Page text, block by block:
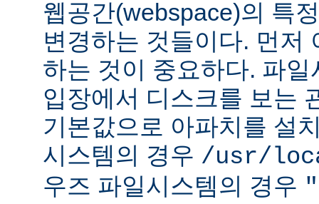
웹공간(webspace)의 특
변경하는 것들이다. 먼저
하는 것이 중요하다. 파
입장에서 디스크를 보는
기본값으로 아파치를 설
시스템의 경우 /usr/
우즈 파일시스템의 경우